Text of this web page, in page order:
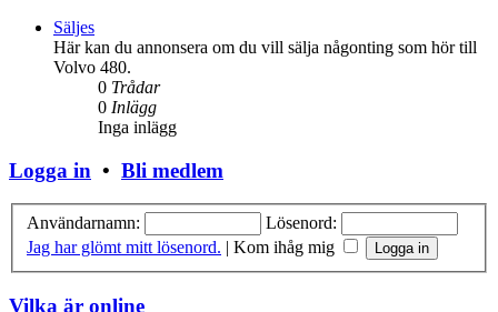
Säljes
Här kan du annonsera om du vill sälja någonting som hör till
Volvo 480.
0 Trådar
0 Inlägg
Inga inlägg
Logga in • Bli medlem
Användarnamn:
Lösenord:
Jag har glömt mitt lösenord. | Kom ihåg mig
Vilka är online